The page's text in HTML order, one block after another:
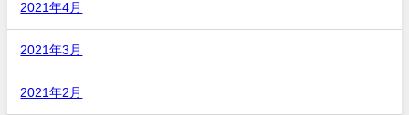
2021年4月
2021年3月
2021年2月